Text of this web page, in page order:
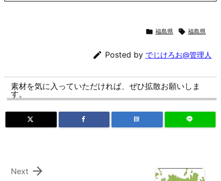
 福島県  福島県
 Posted by でじけろお@管理人
素材を気に入っていただければ、ぜひ拡散お願いしま
す。
B!

Next